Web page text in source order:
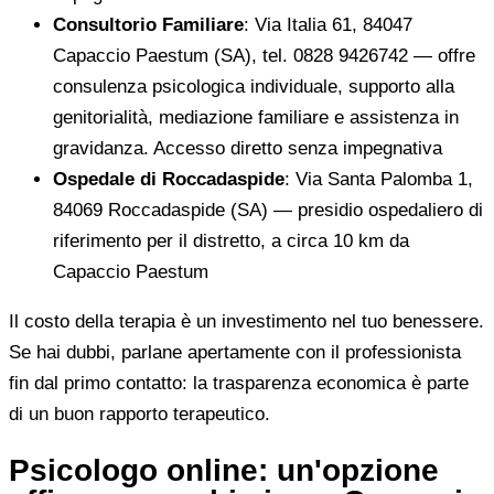
Consultorio Familiare: Via Italia 61, 84047
Capaccio Paestum (SA), tel. 0828 9426742 — offre
consulenza psicologica individuale, supporto alla
genitorialità, mediazione familiare e assistenza in
gravidanza. Accesso diretto senza impegnativa
Ospedale di Roccadaspide: Via Santa Palomba 1,
84069 Roccadaspide (SA) — presidio ospedaliero di
riferimento per il distretto, a circa 10 km da
Capaccio Paestum
Il costo della terapia è un investimento nel tuo benessere.
Se hai dubbi, parlane apertamente con il professionista
fin dal primo contatto: la trasparenza economica è parte
di un buon rapporto terapeutico.
Psicologo online: un'opzione